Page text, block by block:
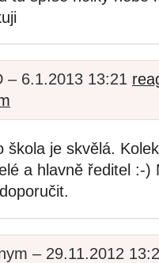
– 6.1.2013 13:21
škola je skvělá.
a hlavně ředitel :-)
– 29.11.2012